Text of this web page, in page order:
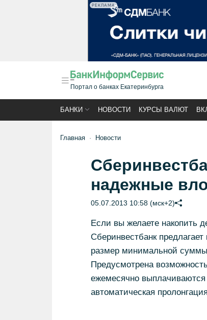
РЕКЛАМА
Портал о банках Екатеринбурга
БАНКИ НОВОСТИ КУРСЫ ВАЛЮТ
Главная Новости
надежные
05.07.2013 10:58 (мск+2)
Если вы желаете накопить
Сберинвестбанк
размер минимальной суммы
Предусмотрена
ежемесячно
автоматическая